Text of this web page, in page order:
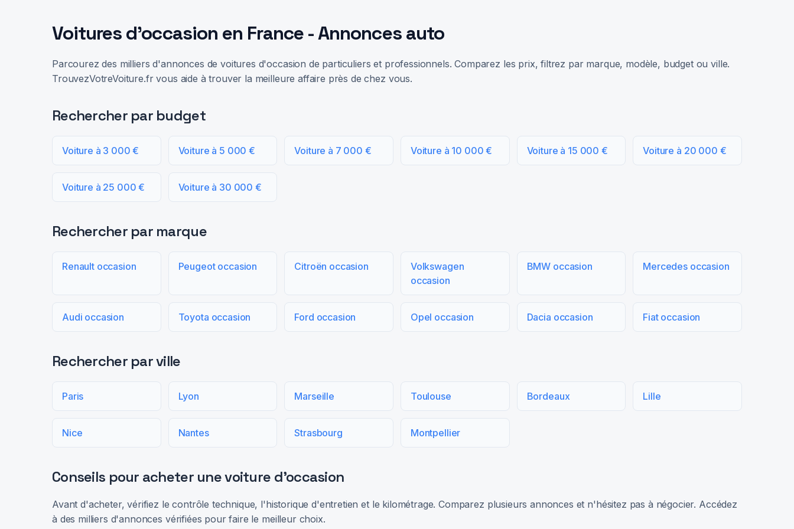
Voitures d'occasion en France - Annonces auto
Parcourez des milliers d'annonces de voitures d'occasion de particuliers et professionnels. Comparez les prix, filtrez par marque, modèle, budget ou ville.
TrouvezVotreVoiture.fr vous aide à trouver la meilleure affaire près de chez vous.
Rechercher par budget
Voiture à 3 000 € Voiture à 5 000 € Voiture à 7 000 € Voiture à 10 000 € Voiture à 15 000 € Voiture à 20 000 €
Voiture à 25 000 € Voiture à 30 000 €
Rechercher par marque
Renault occasion Peugeot occasion Citroën occasion
Volkswagen
occasion
BMW occasion Mercedes occasion
Audi occasion Toyota occasion Ford occasion Opel occasion Dacia occasion Fiat occasion
Rechercher par ville
Paris Lyon Marseille Toulouse Bordeaux Lille
Nice Nantes Strasbourg Montpellier
Conseils pour acheter une voiture d'occasion
Avant d'acheter, vérifiez le contrôle technique, l'historique d'entretien et le kilométrage. Comparez plusieurs annonces et n'hésitez pas à négocier. Accédez
à des milliers d'annonces vérifiées pour faire le meilleur choix.